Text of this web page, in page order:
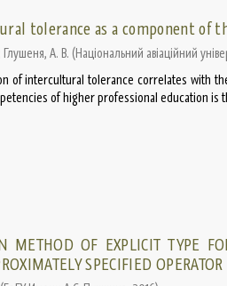
tolerance as a component of
Глушеня, А. В. (Національний авіаційний
of intercultural tolerance correlates with
of higher professional education is
METHOD OF EXPLICIT TYPE
SPECIFIED OPERATOR